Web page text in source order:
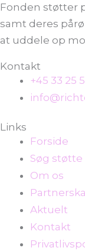
Fonden støtter
samt deres
at uddele op
Kontakt
+45 33 25
Links
Forside
Søg støtte
Om os
Aktuelt
Kontakt